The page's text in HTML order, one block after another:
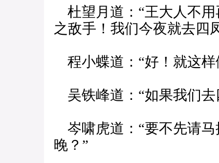
杜望月道：“王大人不
之敌手！我们今夜就去四
程小蝶道：“好！就这样
吴铁峰道：“如果我们去
岑啸虎道：“要不先请
晚？”